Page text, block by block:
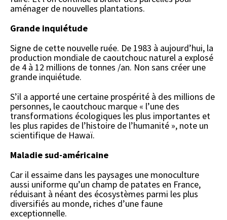
aménager de nouvelles plantations.
Grande inquiétude
Signe de cette nouvelle ruée. De 1983 à aujourd’hui, la
production mondiale de caoutchouc naturel a explosé
de 4 à 12 millions de tonnes /an. Non sans créer une
grande inquiétude.
S’il a apporté une certaine prospérité à des millions de
personnes, le caoutchouc marque « l’une des
transformations écologiques les plus importantes et
les plus rapides de l’histoire de l’humanité », note un
scientifique de Hawaï.
Maladie sud-américaine
Car il essaime dans les paysages une monoculture
aussi uniforme qu’un champ de patates en France,
réduisant à néant des écosystèmes parmi les plus
diversifiés au monde, riches d’une faune
exceptionnelle.